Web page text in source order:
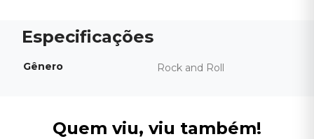
Gênero Rock and Roll
Quem viu, viu também!